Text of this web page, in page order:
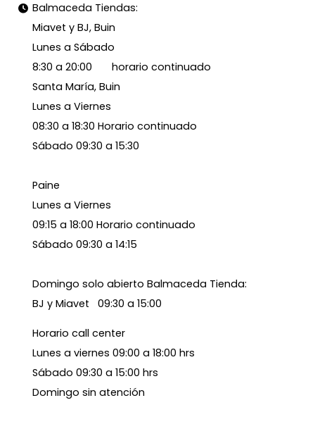
Balmaceda Tiendas:
Miavet y BJ, Buin
Lunes a Sábado
8:30 a 20:00 horario continuado
Santa María, Buin
Lunes a Viernes
08:30 a 18:30 Horario continuado
Sábado 09:30 a 15:30
Paine
Lunes a Viernes
09:15 a 18:00 Horario continuado
Sábado 09:30 a 14:15
Domingo solo abierto Balmaceda Tienda:
BJ y Miavet 09:30 a 15:00
Horario call center
Lunes a viernes 09:00 a 18:00 hrs
Sábado 09:30 a 15:00 hrs
Domingo sin atención